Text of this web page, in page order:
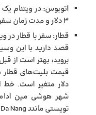
اتوبوس: در ویتنام
۳ دلار و مدت زمان سفر ۴ ساعته، ۶ دلار هزینه دارد.
قطار: سفر با قطار در
قصد دارید با این
دلار متغیر است. خط
شهر هوشی مین
تویستی مانند Hue، Da Nang و Nha Trang عبور می‌کند.